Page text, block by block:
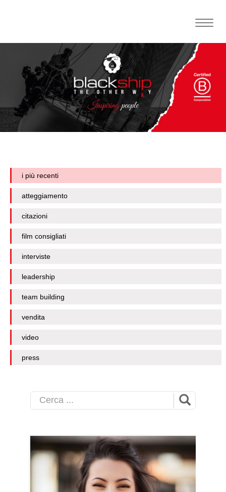
Toggle
i più recenti
atteggiamento
citazioni
film consigliati
interviste
leadership
team building
vendita
video
press